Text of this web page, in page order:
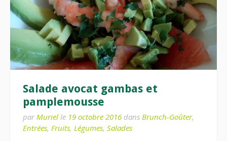
Salade avocat gambas et
pamplemousse
par Muriel le 19 octobre 2016 dans Brunch-Goûter,
Entrées, Fruits, Légumes, Salades